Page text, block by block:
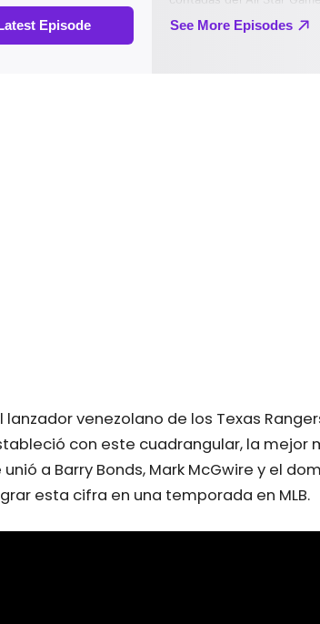
lanzador venezolano de los Texas
con este cuadrangular, la mejor
a Barry Bonds, Mark McGwire y el
esta cifra en una temporada en MLB.